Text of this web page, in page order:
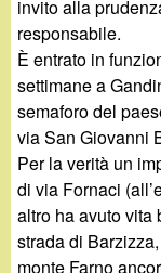
n
d
i
n
o
invito alla
responsabile.
È entrato in
settimane a
semaforo del
via San Giovanni
Per la verità un
di via Fornaci
altro ha avuto vita
strada di
monte Farno